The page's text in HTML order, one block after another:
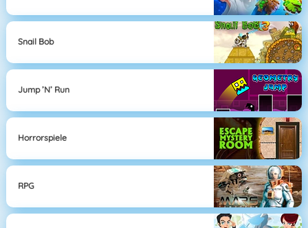
Snail Bob
Jump ’n’ Run
Horrorspiele
RPG